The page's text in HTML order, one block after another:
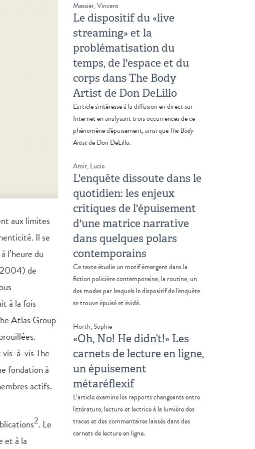
aux limites
Il se
l’heure du
2004) de
à la fois
Atlas Group
vis-à-vis The
fondation à
actifs.
2. Le
et à la
Messier, Vincent
Le dispositif du «live
streaming» et la
problématisation du
temps, de l'espace et du
corps dans The Body
Artist de Don DeLillo
L'article s'intéresse à la diffusion en direct sur
Internet en analysant trois occurrences de ce
phénomène d'épuisement, ainsi queThe Body
Artistde Don DeLillo.
Amir, Lucie
L'enquête dissoute dans le
quotidien: les enjeux
critiques de l'épuisement
d'une matrice narrative
dans quelques polars
contemporains
Ce texte étudie un motif émergent dans la
fiction policière contemporaine, la routine, un
des modes par lesquels le dispositif de l'enquête
se trouve épuisé et évidé.
Horth, Sophie
«Oh, No! He didn’t!» Les
carnets de lecture en ligne,
un épuisement
métaréflexif
L’article examine les rapports changeants entre
littérature, lecture et lectrice à la lumière des
traces et des commentaires laissés dans des
carnets de lecture en ligne.